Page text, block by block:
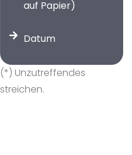
auf Papier)
Datum
(*) Unzutreffendes
streichen.